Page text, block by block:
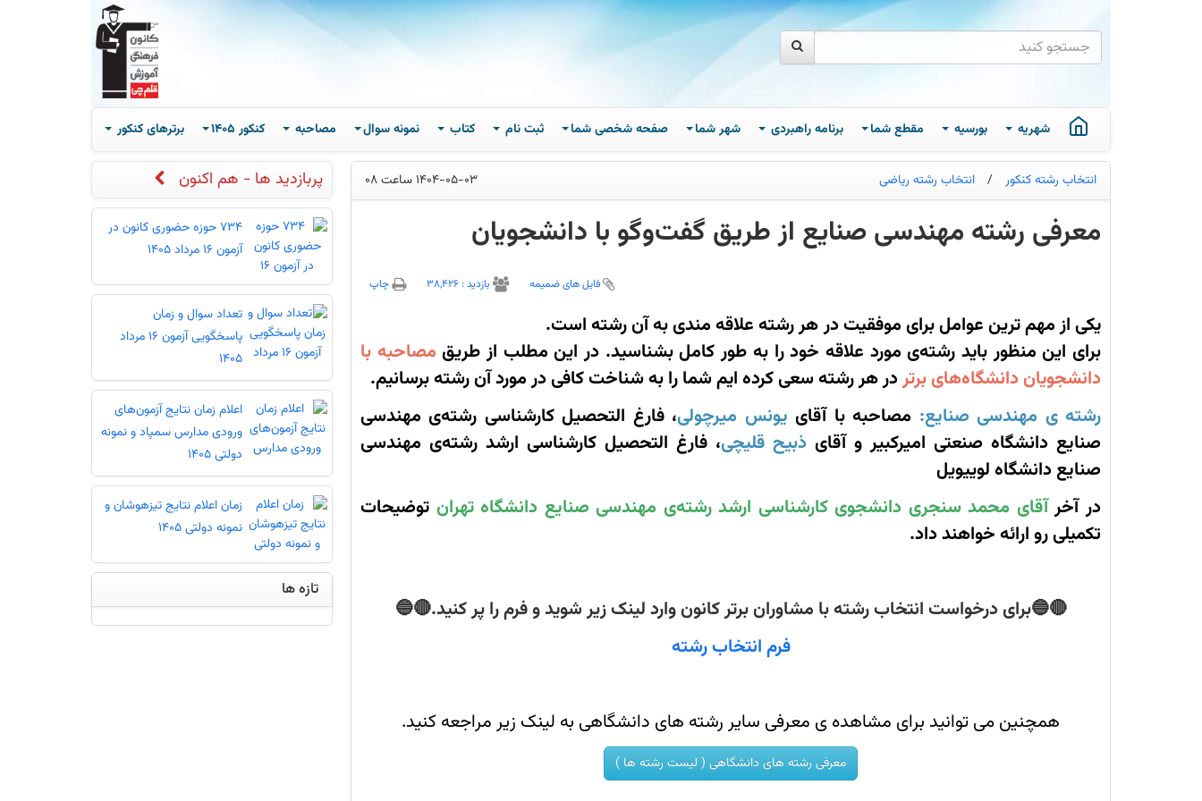
شهریه بورسیه مقطع شما برنامه راهبردی شهر شما صفحه شخصی شما ثبت نام کتاب نمونه سوال مصاحبه کنکور 1405 برترهای کنکور
انتخاب رشته کنکور / انتخاب رشته ریاضی 1404-05-03 ساعت 08
معرفی رشته مهندسی صنایع از طریق گفت‌و‌گو با دانشجویان
طریق
مصاحبه
دانشجویان
دانشگاه‌های
برتر
هر
رشته
سعی
کرده
ایم
شما
به
شناخت
کافی
در
برسانیم.
فایل های ضمیمه بازديد : 38,426 چاپ
یکی از مهم ترین عوامل برای موفقیت در هر رشته علاقه مندی به آن رشته است.
برای این منظور باید رشته‌ی مورد علاقه خود را به طور کامل بشناسید. در این مطلب از طریق مصاحبه با
دانشجویان دانشگاه‌های برتردر هر رشته سعی کرده ایم شما را به شناخت کافی در مورد آن رشته برسانیم.
رشته ی مهندسی صنایع: مصاحبه با آقای یونس میرچولی، فارغ التحصیل کارشناسی رشته‌ی مهندسی
صنایع دانشگاه صنعتی امیرکبیروآقای ذبیح قلیچی، فارغ التحصیل کارشناسی ارشد رشته‌ی مهندسی
صنایع دانشگاه لوییویل
در آخرآقای محمد سنجری دانشجوی کارشناسی ارشد رشته‌ی مهندسی صنایع دانشگاه تهران توضیحات
تکمیلی رو ارائه خواهند داد.
🔴🔵برای درخواست انتخاب رشته با مشاوران برتر کانون وارد لینک زیر شوید و فرم را پر کنید.🔴🔵
فرم انتخاب رشته
همچنین می توانید برای مشاهده ی معرفی سایر رشته های دانشگاهی به لینک زیر مراجعه کنید.
معرفی رشته های دانشگاهی ( لیست رشته ها )
پربازدید ها - هم اکنون
734 حوزه حضوری کانون در
آزمون 16 مرداد 1405
تعداد سوال و زمان
پاسخگویی آزمون 16 مرداد
1405
اعلام زمان نتایج آزمون‌های
ورودی مدارس سمپاد و نمونه
دولتی 1405
زمان اعلام نتایج تیزهوشان و
نمونه دولتی 1405
تازه ها